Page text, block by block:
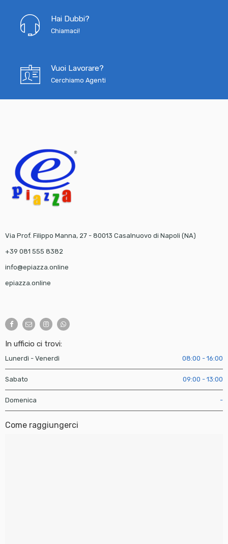
Hai Dubbi?
Chiamaci!
Vuoi Lavorare?
Cerchiamo Agenti
Via Prof. Filippo Manna, 27 - 80013 Casalnuovo di Napoli (NA)
+39 081 555 8382
info@epiazza.online
epiazza.online
In ufficio ci trovi:
Lunerdì - Venerdì 08:00 - 16:00
Sabato 09:00 - 13:00
Domenica -
Come raggiungerci